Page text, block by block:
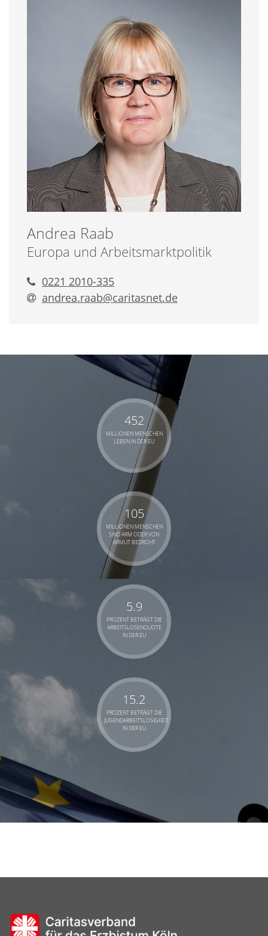
Andrea Raab
Europa und Arbeitsmarktpolitik
0221 2010-335
andrea.raab@​caritasnet.de
452
MILLIONEN MENSCHEN
LEBEN IN DER EU
105
MILLIONEN MENSCHEN
SIND ARM ODER VON
ARMUT BEDROHT
5.9
PROZENT BETRÄGT DIE
ARBEITSLOSENQUOTE
IN DER EU
15.2
PROZENT BETRÄGT DIE
JUGENDARBEITSLOSIGKEIT
IN DER EU